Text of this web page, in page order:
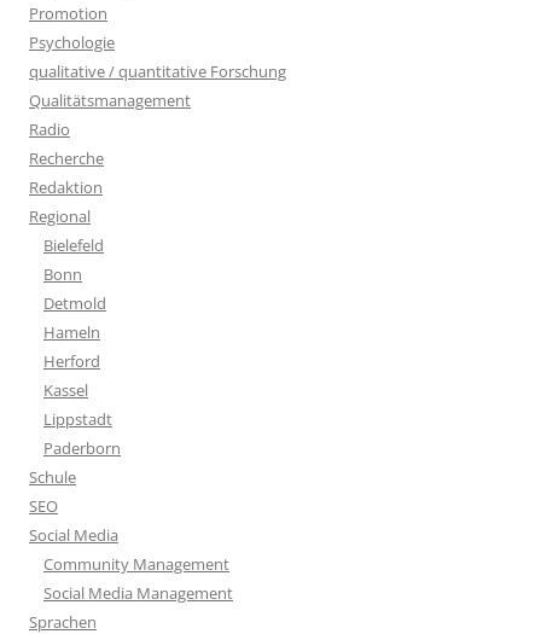
Promotion
Psychologie
qualitative / quantitative Forschung
Qualitätsmanagement
Radio
Recherche
Redaktion
Regional
Bielefeld
Bonn
Detmold
Hameln
Herford
Kassel
Lippstadt
Paderborn
Schule
SEO
Social Media
Community Management
Social Media Management
Sprachen